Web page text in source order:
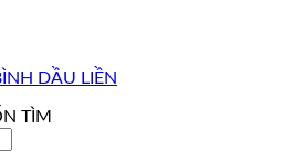
DẦU LIỀN
TÌM